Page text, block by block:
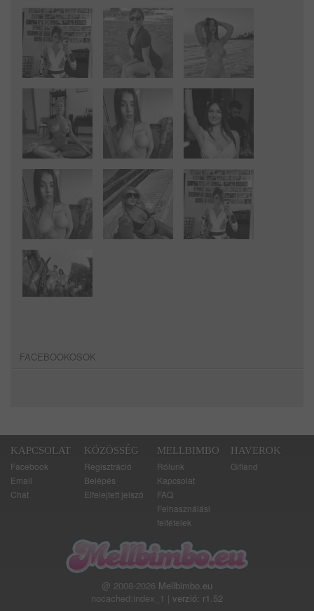
FACEBOOKOSOK
KAPCSOLAT
Facebook
Email
Chat
KÖZÖSSÉG
Regisztráció
Belépés
Elfelejtett jelszó
MELLBIMBO
Rólunk
Kapcsolat
FAQ
Felhasználási
feltételek
HAVEROK
Gifland
@ 2008-2026 Mellbimbo.eu
nocached:index_1 | verzió: r1.52